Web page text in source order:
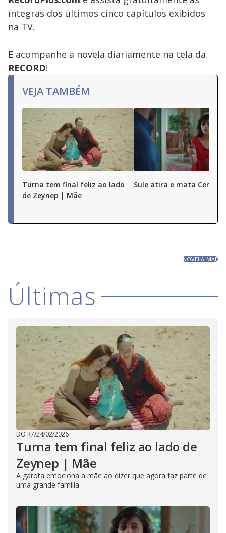
íntegras dos últimos cinco capítulos exibidos
na TV.
E acompanhe a novela diariamente na tela da
RECORD!
VEJA TAMBÉM
Turna tem final feliz ao lado
de Zeynep | Mãe
Sule atira e mata Cengiz
NOVELA-MAE
Últimas
DO R7/24/02/2026
Turna tem final feliz ao lado de
Zeynep | Mãe
A garota emociona a mãe ao dizer que agora faz parte de
uma grande família